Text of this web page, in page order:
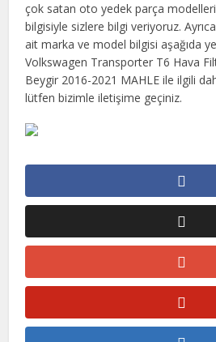
çok satan oto yedek parça
bilgisiyle sizlere bilgi veriyoruz.
ait marka ve model bilgisi aşağıda
Volkswagen Transporter T6 Hava
Beygir 2016-2021 MAHLE ile ilgili
lütfen bizimle iletişime geçiniz.